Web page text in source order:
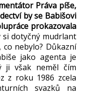
Práva píše,
by se Babišovi
prokazovala
si dotyčný mudrlant
nebylo? Důkazní
jako agenta je
ji však neměl čím
z roku 1986 zcela
svazků na